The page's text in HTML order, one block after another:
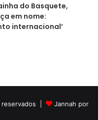
do Basquete,
em nome:
internacional’
reservados |
Jannah por